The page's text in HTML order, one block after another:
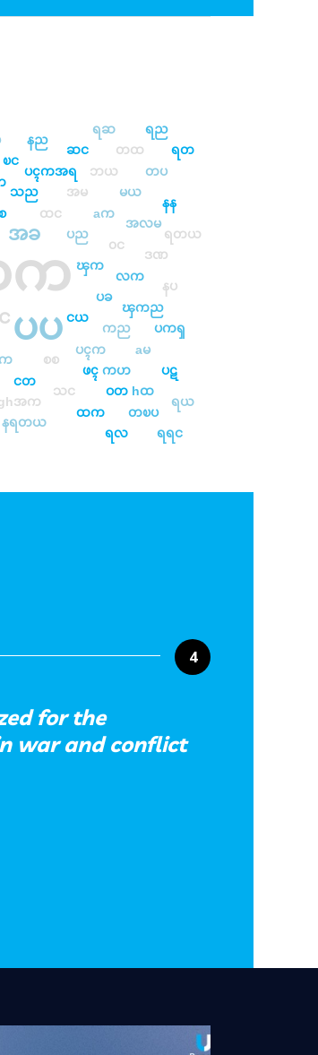
က
ပပ
အခ
ထင
ပည
ၾက
ငယ
ပၚက
စစ
သည အမ
aက
ပခ
ဖၚ
၀င
ကည
ကဟ
ငတ
ပၚကအရ ဘယ
မယ
လက
ဝတ
သင
အလမ
ၾကည
ၿင
အက
aမ
hထ
ဆင
တထ
တပ
တၿပ
ထက
ဒဏ
နည
နန
နပ
နရတယ
ပကၡ
ပဋ
ရဆ ရည
ရတ
ရတယ
ရယ
ရရင
ရလ
4
for the
war and conflict